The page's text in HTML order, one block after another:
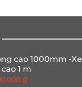
cao 1000mm -Xe
1 m
₫Giá